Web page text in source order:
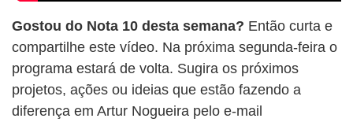
Gostou do Nota 10 desta semana? Então curta e
compartilhe este vídeo. Na próxima segunda-feira o
programa estará de volta. Sugira os próximos
projetos, ações ou ideias que estão fazendo a
diferença em Artur Nogueira pelo e-mail